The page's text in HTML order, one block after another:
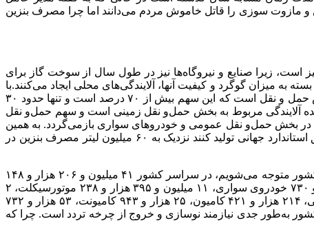
از کارشناسان افزایش مصرف بنزین و مازوت سوزی را قاتل خاموش مردم می‌دانند اما چرا مصرف بنزین
است، زیرا صنایع و نیروگاه‌ها نیز در طول سال از سوخت گاز برای
میزان گوگرد و کیفیت آنها، آلایندگی‌های محلی ایجاد می‌کنند.با
این حال، اگر سهم آلایندگی منابع مختلف را در سطح کلان و نه به صورت محلی، بررسی کنیم، بیشترین سهم آلایندگی هوا مربوط به بخش حمل و نقل است که این سهم بیش از ۷۰ درصد است و تنها حدود ۳۰
آلایندگی مربوط به بخش حمل‌و نقل زمینی است و سهم حمل‌و نقل
در بخش حمل‌و نقل عمومی و خودروهای سواری بازمی‌گردد. به همین
دلیل است که کارشناسان این حوزه بر این باورند، در صورتی که خودروهای فرسوده از رده خارج شوند و خودروسازان خودروهایی مطابق استاندارد جهانی تولید کنند نزدیک به ۶۰ میلیون لیتر مصرف بنزین در
بنزین دانست، در ابتدا با نگاهی به تعداد خودروهای کشور متوجه می‌شویم، در سراسر کشور ۴۱ میلیون و ۲۰۶ هزار و ۱۴۸
دستگاه خودرو در حال تردد هستند که از این تعداد، ۲۲ میلیون و ۱۰۲ هزار و ۱۴۰ دستگاه فرسوده هستند که شامل ۷ میلیون و ۵۵۲ هزار و ۷۳۰ خودروی سواری، ۱۱ میلیون و ۳۹۵ هزار و ۲۳۸ موتورسیکلت، ۲
میلیون و ۶۸ هزار و ۵۷۱ وانت، ۳۸۵ هزار و ۶۵ تاکسی، ۵۹ هزار و ۷۶۲ اتوبوس، ۹۷ هزار و ۴۵۷ مینی‌بوس، ۴۱ هزار و ۵۸۱ خودروی دولتی، ۲۱۴ هزار و ۴۲۱ کامیون، ۲۵ هزار و ۹۴۳ کامیونت، ۵۳ هزار و ۷۳۲
می‌دهد نیمی از ناوگان کشور به‌طور جدی نیازمند نوسازی و خروج از چرخه تردد است. چرا که